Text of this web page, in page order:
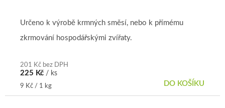
201 Kč bez DPH
225 Kč / ks
Měrná
cena:
9 Kč / 1 kg DO KOŠÍKU
Určeno k výrobě krmných směsí, nebo k přímému
zkrmování hospodářskými zvířaty.